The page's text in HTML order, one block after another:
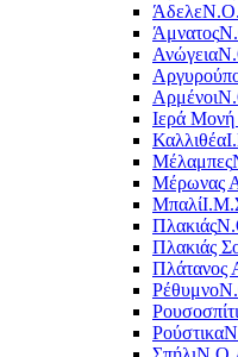
Άδελε
Άμνατος
Ανώγεια
Αρμένοι
Ιερά
Καλλιθέα
Μέλαμπες
Μέρωνας
Μπαλί
Πλακιάς
Πλακιάς
Πλάτανος
Ρέθυμνο
Ρουσοσπίτι
Ρούστικα